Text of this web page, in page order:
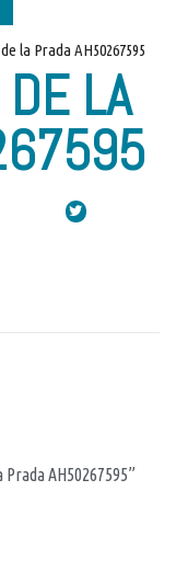
la Prada AH50267595
LA
AH50267595”